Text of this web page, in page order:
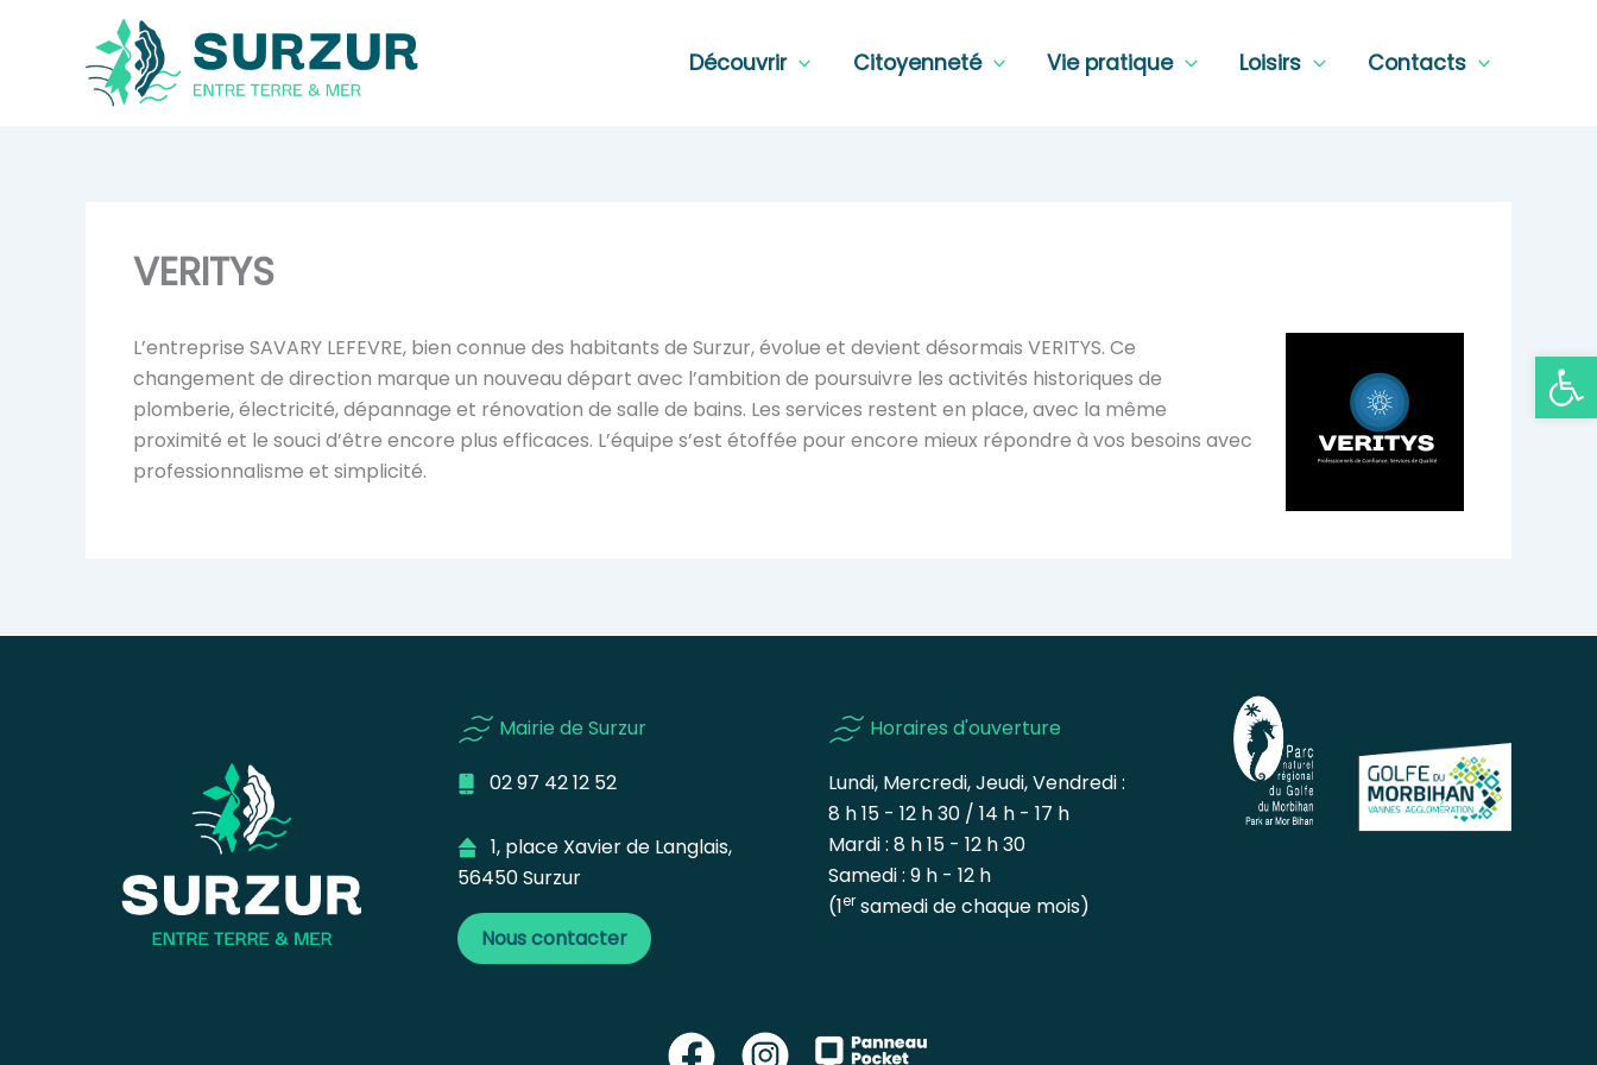
Ouvrir
Découvrir Citoyenneté Vie pratique Loisirs Contacts
VERITYS
L’entreprise SAVARY LEFEVRE, bien connue des habitants de Surzur, évolue et devient désormais VERITYS. Ce
changement de direction marque un nouveau départ avec l’ambition de poursuivre les activités historiques de
plomberie, électricité, dépannage et rénovation de salle de bains. Les services restent en place, avec la même
proximité et le souci d’être encore plus efficaces. L’équipe s’est étoffée pour encore mieux répondre à vos besoins avec
professionnalisme et simplicité.
Mairie de Surzur
02 97 42 12 52
1, place Xavier de Langlais,
56450 Surzur
Nous contacter
Horaires d'ouverture
Lundi, Mercredi, Jeudi, Vendredi :
8 h 15 - 12 h 30 / 14 h - 17 h
Mardi : 8 h 15 - 12 h 30
Samedi : 9 h - 12 h
(1er samedi de chaque mois)